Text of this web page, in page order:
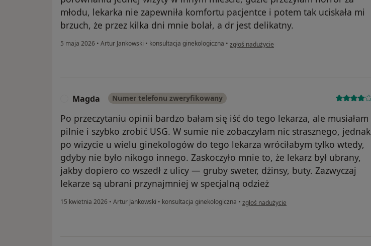
młodu, lekarka nie zapewniła komfortu pacjentce i potem tak uciskała mi
brzuch, że przez kilka dni mnie bolał, a dr jest delikatny.
5 maja 2026 • Artur Jankowski • konsultacja ginekologiczna • w opinii użytkownika Basia
zgłoś nadużycie
Magda Numer telefonu zweryfikowany
Po przeczytaniu opinii bardzo bałam się iść do tego lekarza, ale musiałam
pilnie i szybko zrobić USG. W sumie nie zobaczyłam nic strasznego, jednak
po wizycie u wielu ginekologów do tego lekarza wróciłabym tylko wtedy,
gdyby nie było nikogo innego. Zaskoczyło mnie to, że lekarz był ubrany,
jakby dopiero co wszedł z ulicy — gruby sweter, dżinsy, buty. Zazwyczaj
lekarze są ubrani przynajmniej w specjalną odzież
15 kwietnia 2026 • Artur Jankowski • konsultacja ginekologiczna • w opinii użytkownika Magda
zgłoś nadużycie